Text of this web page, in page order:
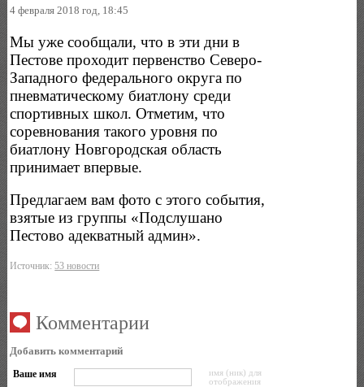
4 февраля 2018 год, 18:45
Мы уже сообщали, что в эти дни в
Пестове проходит первенство Северо-
Западного федерального округа по
пневматическому биатлону среди
спортивных школ. Отметим, что
соревнования такого уровня по
биатлону Новгородская область
принимает впервые.
Предлагаем вам фото с этого события,
взятые из группы «Подслушано
Пестово адекватный админ».
Источник:53 новости
Комментарии
Добавить комментарий
Ваше имя
имя (ник) для
отображения